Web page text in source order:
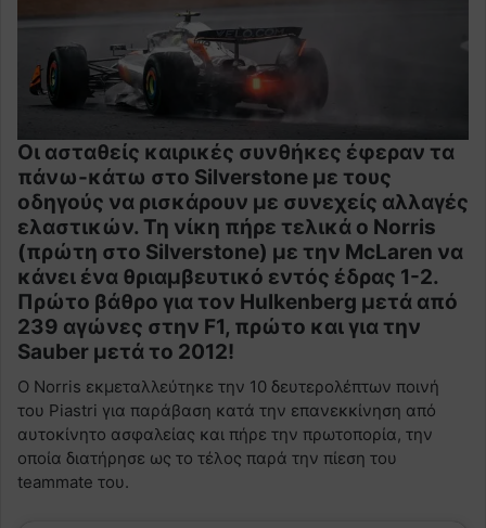
Οι ασταθείς καιρικές συνθήκες έφεραν τα
πάνω-κάτω στο Silverstone με τους
οδηγούς να ρισκάρουν με συνεχείς αλλαγές
ελαστικών. Τη νίκη πήρε τελικά ο Norris
(πρώτη στο Silverstone) με την McLaren να
κάνει ένα θριαμβευτικό εντός έδρας 1-2.
Πρώτο βάθρο για τον Hulkenberg μετά από
239 αγώνες στην F1, πρώτο και για την
Sauber μετά το 2012!
Ο Norris εκμεταλλεύτηκε την 10 δευτερολέπτων ποινή
του Piastri για παράβαση κατά την επανεκκίνηση από
αυτοκίνητο ασφαλείας και πήρε την πρωτοπορία, την
οποία διατήρησε ως το τέλος παρά την πίεση του
teammate του.